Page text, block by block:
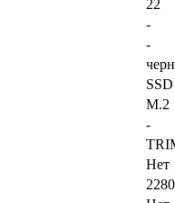
22
-
-
SSD
M.2
-
Нет